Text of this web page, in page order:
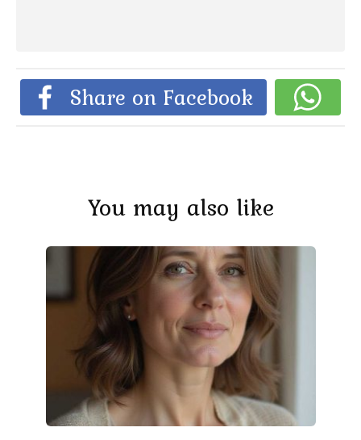
Share on Facebook
You may also like